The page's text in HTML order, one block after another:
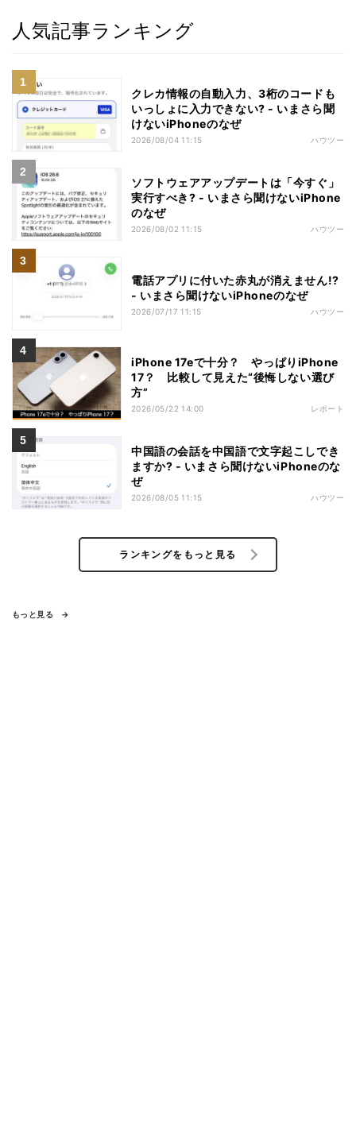
人気記事ランキング
クレカ情報の自動入力、3桁のコードも
いっしょに入力できない? - いまさら聞
けないiPhoneのなぜ
2026/08/04 11:15 ハウツー
ソフトウェアアップデートは「今すぐ」
実行すべき? - いまさら聞けないiPhone
のなぜ
2026/08/02 11:15 ハウツー
電話アプリに付いた赤丸が消えません!?
- いまさら聞けないiPhoneのなぜ
2026/07/17 11:15 ハウツー
iPhone 17eで十分？ やっぱりiPhone
17？ 比較して見えた“後悔しない選び
方”
2026/05/22 14:00 レポート
中国語の会話を中国語で文字起こしでき
ますか? - いまさら聞けないiPhoneのな
ぜ
2026/08/05 11:15 ハウツー
ランキングをもっと見る
もっと見る